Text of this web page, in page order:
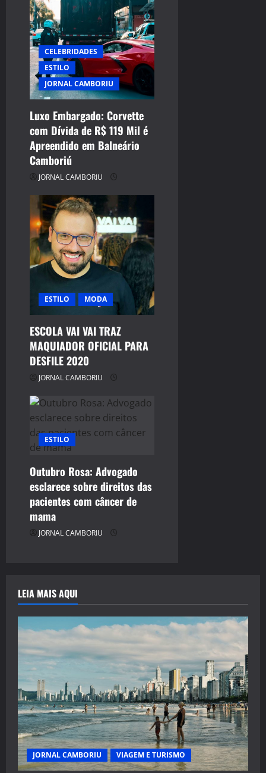
CELEBRIDADES
ESTILO
JORNAL CAMBORIU
Luxo Embargado: Corvette
com Dívida de R$ 119 Mil é
Apreendido em Balneário
Camboriú
JORNAL CAMBORIU
ESTILO MODA
ESCOLA VAI VAI TRAZ
MAQUIADOR OFICIAL PARA
DESFILE 2020
JORNAL CAMBORIU
ESTILO
Outubro Rosa: Advogado
esclarece sobre direitos das
pacientes com câncer de
mama
JORNAL CAMBORIU
LEIA MAIS AQUI
JORNAL CAMBORIU VIAGEM E TURISMO